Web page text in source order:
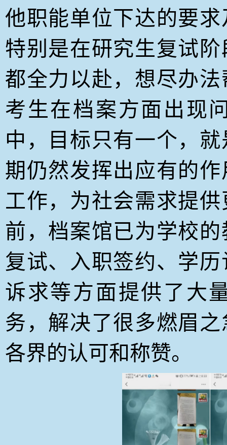
他职能单位下达的要
特别是在研究生复试
都全力以赴，想尽办
考生在档案方面出现
中，目标只有一个，
期仍然发挥出应有的
工作，为社会需求提
前，档案馆已为学校
复试、入职签约、学
诉求等方面提供了大
务，解决了很多燃眉
各界的认可和称赞。